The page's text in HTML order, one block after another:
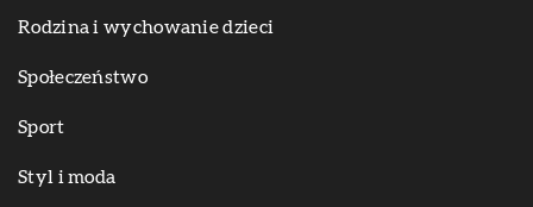
Rodzina i wychowanie dzieci
Społeczeństwo
Sport
Styl i moda